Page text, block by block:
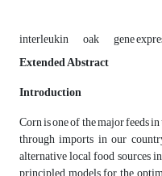
interleukin oak gene
Extended Abstract
Introduction
Corn is one of the major feeds
through imports in our
alternative local food sources